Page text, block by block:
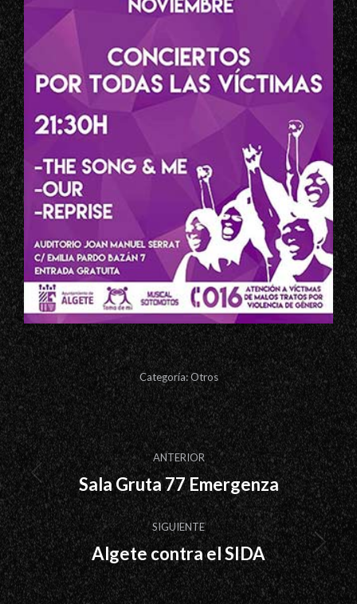
Categoría:Otros
Navegación
entre
proyectos
ANTERIOR
Proyecto
anterior
Sala Gruta 77 Emergenza
SIGUIENTE
Proyecto
siguiente
Algete contra el SIDA